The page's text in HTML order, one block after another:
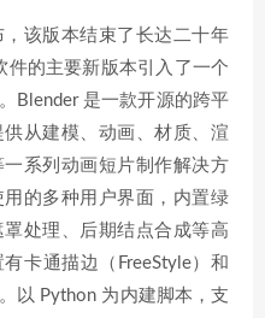
该版本结束了长达二十年
件的主要新版本引入了一个
Blender 是一款开源的跨平
从建模、动画、材质、渲
系列动画短片制作解决方
的多种用户界面，内置绿
处理、后期结点合成等高
卡通描边（FreeStyle）和
以 Python 为内建脚本，支